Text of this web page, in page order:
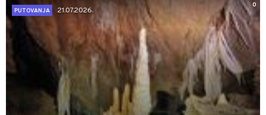
0
PUTOVANJA
21.07.2026.